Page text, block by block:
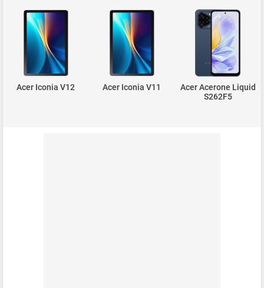
Acer Iconia V12 Acer Iconia V11
Acer Acerone Liquid
S262F5